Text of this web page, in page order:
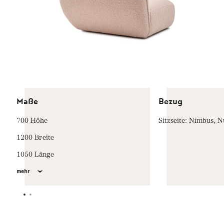
Maße
700 Höhe
1200 Breite
1050 Länge
mehr
Bezug
Sitzseite: Nimbus,